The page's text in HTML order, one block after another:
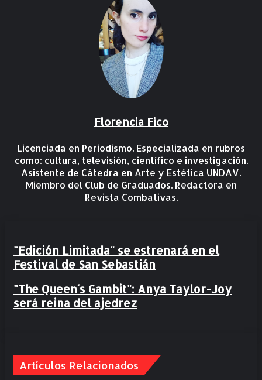
Florencia Fico
Licenciada en Periodismo. Especializada en rubros
como: cultura, televisión, científico e investigación.
Asistente de Cátedra en Arte y Estética UNDAV.
Miembro del Club de Graduados. Redactora en
Revista Combativas.
"Edición Limitada" se estrenará en el Festival de
San Sebastián
"Edición Limitada" se estrenará en el
Festival de San Sebastián
"The Queen´s Gambit": Anya Taylor-Joy será reina
del ajedrez
"The Queen´s Gambit": Anya Taylor-Joy
será reina del ajedrez
Artículos Relacionados